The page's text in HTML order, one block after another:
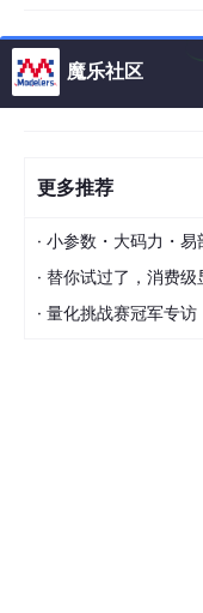
最终的sql魔乐社区
更多推荐
· 小参数・大码力・易部署 |
· 替你试过了，消费级显卡可以
· 量化挑战赛冠军专访